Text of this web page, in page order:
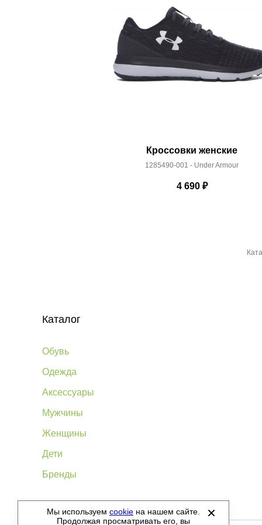
Кроссовки женские
1285490-001 - Under Armour
4 690₽
Каталог
Обувь
Одежда
Аксессуары
Мужчины
Женщины
Дети
Бренды
©2012-2026 - Sellgroup.ru - все права защищены.
Мы используем cookie на нашем сайте.
Продолжая просматривать его, вы